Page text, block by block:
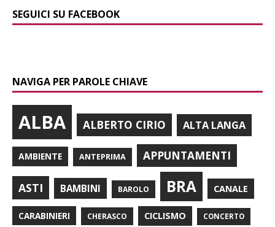
SEGUICI SU FACEBOOK
NAVIGA PER PAROLE CHIAVE
ALBA ALBERTO CIRIO ALTA LANGA
AMBIENTE ANTEPRIMA APPUNTAMENTI
ASTI BAMBINI BAROLO BRA CANALE
CARABINIERI CHERASCO CICLISMO CONCERTO